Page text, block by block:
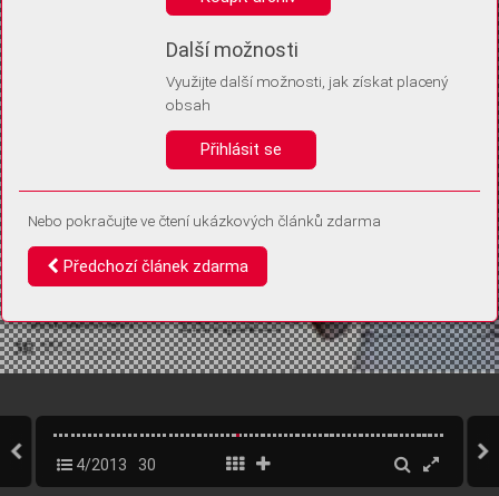
Díky němu příště poznáme, že se jedná o stejné zařízení, a
Identifikátor je zcela anonymní.
Vaše souhlasy a odmítnutí si ukládáme do vašeho zařízení, abychom se
vás už příště znovu neptali. Můžete je kdykoli později upravit ve Správě
4/2013 30
Další možnosti
Využijte další možnosti, jak získat placený
obsah
Přihlásit se
Nebo pokračujte ve čtení ukázkových článků zdarma
Předchozí článek zdarma